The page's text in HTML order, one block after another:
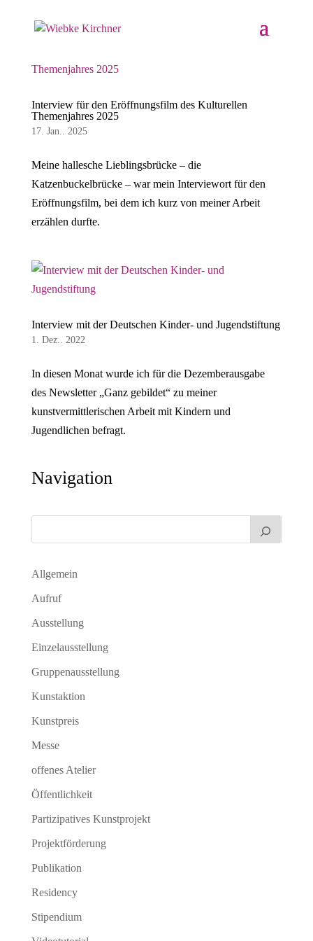
Interview für den Eröffnungsfilm des Kulturellen
Themenjahres 2025
17. Jan.. 2025
Meine hallesche Lieblingsbrücke – die
Katzenbuckelbrücke – war mein Interviewort für den
Eröffnungsfilm, bei dem ich kurz von meiner Arbeit
erzählen durfte.
Interview mit der Deutschen Kinder- und Jugendstiftung
1. Dez.. 2022
In diesen Monat wurde ich für die Dezemberausgabe
des Newsletter „Ganz gebildet“ zu meiner
kunstvermittlerischen Arbeit mit Kindern und
Jugendlichen befragt.
Navigation
Allgemein
Aufruf
Ausstellung
Einzelausstellung
Gruppenausstellung
Kunstaktion
Kunstpreis
Messe
offenes Atelier
Öffentlichkeit
Partizipatives Kunstprojekt
Projektförderung
Publikation
Residency
Stipendium